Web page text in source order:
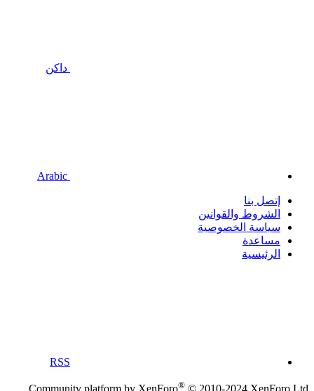
داكن
إتصل بنا
الشروط والقوانين
سياسة الخصوصية
مساعدة
الرئيسية
RSS
Community platform by XenForo® © 2010-2024 XenForo Ltd.